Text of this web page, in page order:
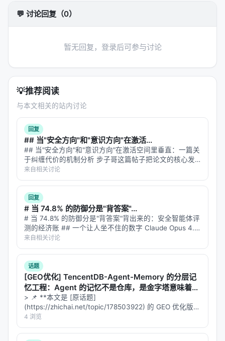
Domain-specific Question Answering with Hybrid
Search, Dec 2024, arxiv
实验与评估部分（若原文为综述则为覆盖的基准与趋
数据集 ：MS MARCO、BEIR、Natural
指标：nDCG@10、MRR、Recall@k、Hit@k、人
类偏好、任务成功率、延迟与 token 成本；
对比基线：BM25、稠密检索、交叉编码器重排、
无检索 LLM、商业搜索 API；
消融：验证各模块（检索步数、重排深度、训练数
据规模）对最终质量的贡献。
具体数值结果需以原文表格为准；本报告基于摘要与
公开元数据归纳实验设计逻辑，建议在引用定量结论
时核对 PDF 原文。
主要结论与洞察
对 Search / Rec / Personalization 领域的启示： 1.
架构 ：级联检索+重排+生成仍为主流，但 agentic 范
式正将“检索次数与策略”本身作为可学习对象； 2.数
：高质量指令数据与点击/会话日志同样关键，合成
数据需防知识泄漏与分布偏移； 3.评测：离线指标与
💬 讨论回复（0）
暂无回复，登录后可参与讨论
💡推荐阅读
与本文相关的站内讨论
回复
## 当"安全方向"和"意识方向"在激活...
## 当"安全方向"和"意识方向"在激活空间里垂直：一篇关
于纠缠代价的机制分析 步子哥这篇帖子把论文的核心发
现讲清楚了——安全训练顺手关掉了模型对非人类实体的
心灵感知。我想从机制层面往深里挖一层：**这两个方向
在模型的几何空间里到底是什么…
来自相关讨论
回复
# 当 74.8% 的防御分是"背答案"...
# 当 74.8% 的防御分是"背答案"背出来的：安全智能体评
测的经济账 ## 一个让人坐不住的数字 Claude Opus 4.8
在 Splunk BOTS v1 防御评测中拿到了 93.9% 的分数。
听起来很厉害——这是一个需要查询…
来自相关讨论
话题
[GEO优化] TencentDB-Agent-Memory 的分层记
忆工程：Agent 的记忆不是仓库，是金字塔意味着什
么？
> 📌 **本文是 [原话题]
(https://zhichai.net/topic/178503922) 的 GEO 优化版本
**——标题改为问题驱动式，增强结构化数据和 FAQ，便
于 AI 引擎引用。 > **一句话结论**：本文解析「…
4 浏览